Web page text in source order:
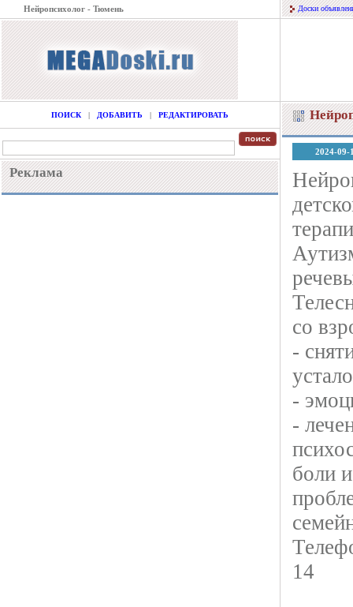
Нейропсихолог - Тюмень Доски
ПОИСК | ДОБАВИТЬ | РЕДАКТИРОВАТЬ
Реклама
2024-09-
со
-
-
-
боли
14